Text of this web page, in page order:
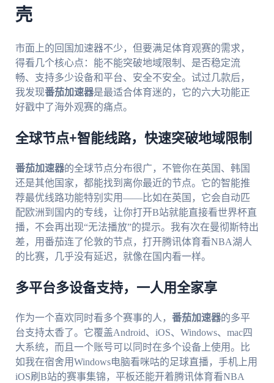
壳
市面上的回国加速器不少，但要满足体育观赛的需求，
得看几个核心点：能不能突破地域限制、是否稳定流
畅、支持多少设备和平台、安全不安全。试过几款后，
我发现番茄加速器是最适合体育迷的，它的六大功能正
好戳中了海外观赛的痛点。
全球节点+智能线路，快速突破地域限制
番茄加速器的全球节点分布很广，不管你在英国、韩国
还是其他国家，都能找到离你最近的节点。它的智能推
荐最优线路功能特别实用——比如在英国，它会自动匹
配欧洲到国内的专线，让你打开B站就能直接看世界杯直
播，不会再出现“无法播放”的提示。我有次在曼彻斯特出
差，用番茄连了伦敦的节点，打开腾讯体育看NBA湖人
的比赛，几乎没有延迟，就像在国内看一样。
多平台多设备支持，一人用全家享
作为一个喜欢同时看多个赛事的人， 番茄加速器的多平
台支持太香了。它覆盖Android、iOS、Windows、mac四
大系统，而且一个账号可以同时在多个设备上使用。比
如我在宿舍用Windows电脑看咪咕的足球直播，手机上用
iOS刷B站的赛事集锦，平板还能开着腾讯体育看NBA